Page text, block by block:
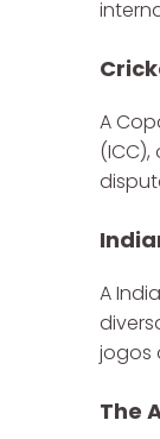
A
A
jogos
The